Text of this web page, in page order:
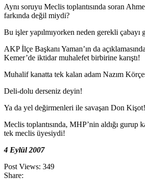
Aynı soruyu Meclis toplantısında soran
farkında değil miydi?
Bu işler yapılmıyorken neden gerekli çabayı
AKP İlçe Başkanı Yaman’ın da
Kemer’de iktidar muhalefet birbirine karıştı!
Muhalif kanatta tek kalan adam Nazım
Deli-dolu derseniz deyin!
Ya da yel değirmenleri ile savaşan Don Kişot!
Meclis toplantısında, MHP’nin aldığı gurup
tek meclis üyesiydi!
4 Eylül 2007
Post Views: 349
Share: